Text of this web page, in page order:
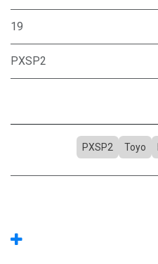
19
PXSP2
Toyo
PXSP2